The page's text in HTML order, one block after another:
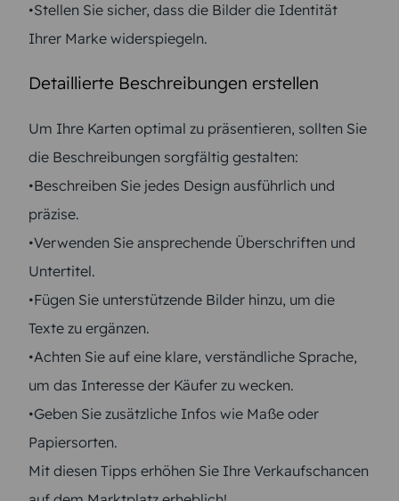
•Stellen Sie sicher, dass die Bilder die Identität
Ihrer Marke widerspiegeln.
Detaillierte Beschreibungen erstellen
Um Ihre Karten optimal zu präsentieren, sollten Sie
die Beschreibungen sorgfältig gestalten:
•Beschreiben Sie jedes Design ausführlich und
präzise.
•Verwenden Sie ansprechende Überschriften und
Untertitel.
•Fügen Sie unterstützende Bilder hinzu, um die
Texte zu ergänzen.
•Achten Sie auf eine klare, verständliche Sprache,
um das Interesse der Käufer zu wecken.
•Geben Sie zusätzliche Infos wie Maße oder
Papiersorten.
Mit diesen Tipps erhöhen Sie Ihre Verkaufschancen